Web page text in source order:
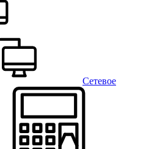
Сетевое